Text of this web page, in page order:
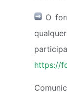
O
https://